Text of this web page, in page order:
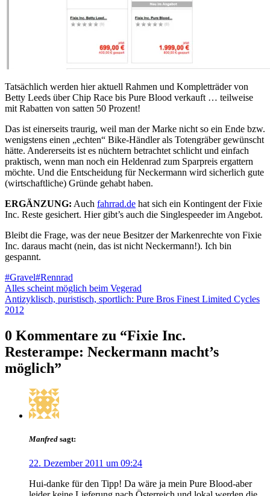
Tatsächlich werden hier aktuell Rahmen und Kompletträder von
Betty Leeds über Chip Race bis Pure Blood verkauft … teilweise
mit Rabatten von satten 50 Prozent!
Das ist einerseits traurig, weil man der Marke nicht so ein Ende bzw.
wenigstens einen „echten“ Bike-Händler als Totengräber gewünscht
hätte. Andererseits ist es nüchtern betrachtet schlicht und einfach
praktisch, wenn man noch ein Heldenrad zum Sparpreis ergattern
möchte. Und die Entscheidung für Neckermann wird sicherlich gute
(wirtschaftliche) Gründe gehabt haben.
ERGÄNZUNG: Auch fahrrad.de hat sich ein Kontingent der Fixie
Inc. Reste gesichert. Hier gibt’s auch die Singlespeeder im Angebot.
Bleibt die Frage, was der neue Besitzer der Markenrechte von Fixie
Inc. daraus macht (nein, das ist nicht Neckermann!). Ich bin
gespannt.
#Gravel#Rennrad
Beitragsnavigation
Alles scheint möglich beim Vegerad
Antizyklisch, puristisch, sportlich: Pure Bros Finest Limited Cycles
2012
0 Kommentare zu “Fixie Inc.
Resterampe: Neckermann macht’s
möglich”
Manfred sagt:
22. Dezember 2011 um 09:24
Hui-danke für den Tipp! Da wäre ja mein Pure Blood-aber